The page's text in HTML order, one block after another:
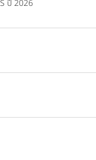
ปี 2026